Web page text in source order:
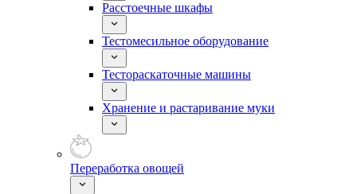
Расстоечные шкафы
Тестомесильное оборудование
Тестораскаточные машины
Хранение и растаривание муки
Переработка овощей